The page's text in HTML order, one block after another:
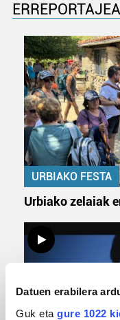
Datuen erabilera
Guk eta gure 1022
URBIAKO FESTA
Urbiako zelaiak